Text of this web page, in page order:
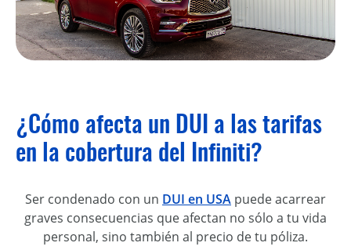
¿Cómo afecta un DUI a las tarifas
en la cobertura del Infiniti?
Ser condenado con un DUI en USA puede acarrear
graves consecuencias que afectan no sólo a tu vida
personal, sino también al precio de tu póliza.